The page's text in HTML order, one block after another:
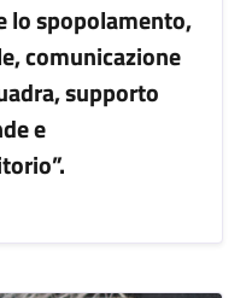
lo spopolamento,
comunicazione
supporto
e